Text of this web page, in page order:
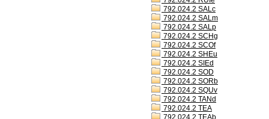
792.024.2 SALc
792.024.2 SALm
792.024.2 SALp
792.024.2 SCHg
792.024.2 SCOf
792.024.2 SHEu
792.024.2 SIEd
792.024.2 SOD
792.024.2 SORb
792.024.2 SQUv
792.024.2 TANd
792.024.2 TEA
792.024.2 TEAb